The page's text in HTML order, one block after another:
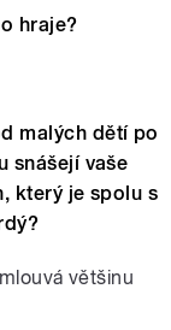
hraje?
malých dětí po
snášejí vaše
který je spolu s
většinu